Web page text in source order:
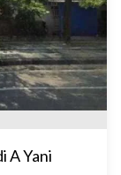
A Yani